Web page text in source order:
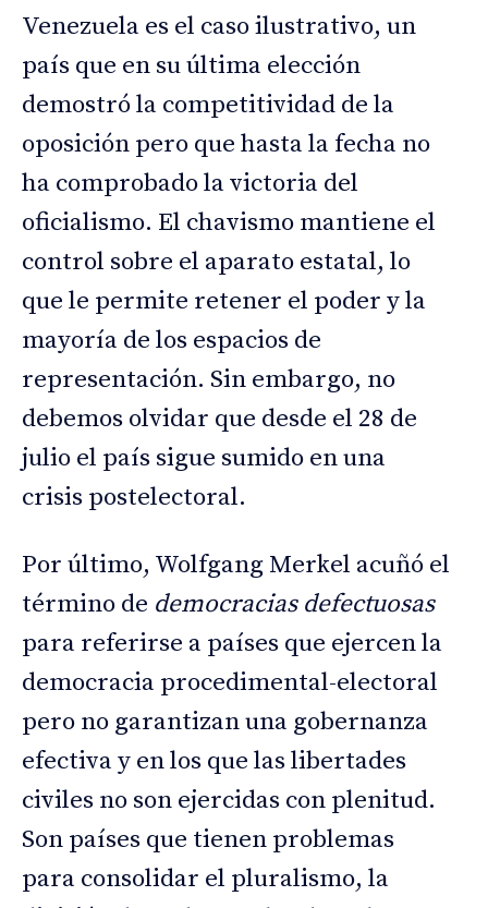
Venezuela es el caso ilustrativo, un
país que en su última elección
demostró la competitividad de la
oposición pero que hasta la fecha no
ha comprobado la victoria del
oficialismo. El chavismo mantiene el
control sobre el aparato estatal, lo
que le permite retener el poder y la
mayoría de los espacios de
representación. Sin embargo, no
debemos olvidar que desde el 28 de
julio el país sigue sumido en una
crisis postelectoral.
Por último, Wolfgang Merkel acuñó el
término de democracias defectuosas
para referirse a países que ejercen la
democracia procedimental-electoral
pero no garantizan una gobernanza
efectiva y en los que las libertades
civiles no son ejercidas con plenitud.
Son países que tienen problemas
para consolidar el pluralismo, la